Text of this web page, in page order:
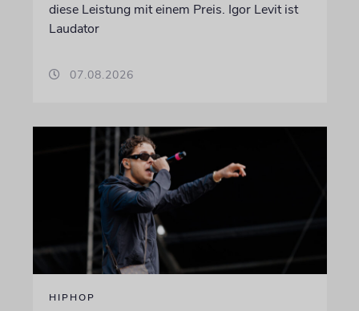
diese Leistung mit einem Preis. Igor Levit ist
Laudator
07.08.2026
HIPHOP